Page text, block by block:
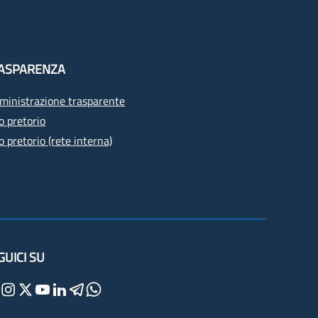
trasparente
pretorio
pretorio (rete interna)
SU